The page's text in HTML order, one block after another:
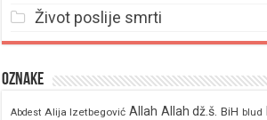
Život poslije smrti
Oznake
Abdest Alija Izetbegović Allah Allah dž.š. BiH blud